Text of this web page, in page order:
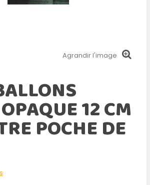
Agrandir l'image
12 CM
POCHE DE